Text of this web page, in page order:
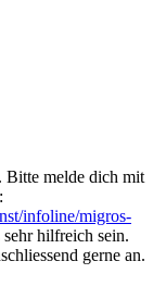
Bitte melde dich mit
infoline/migros-
hilfreich sein.
gerne an.